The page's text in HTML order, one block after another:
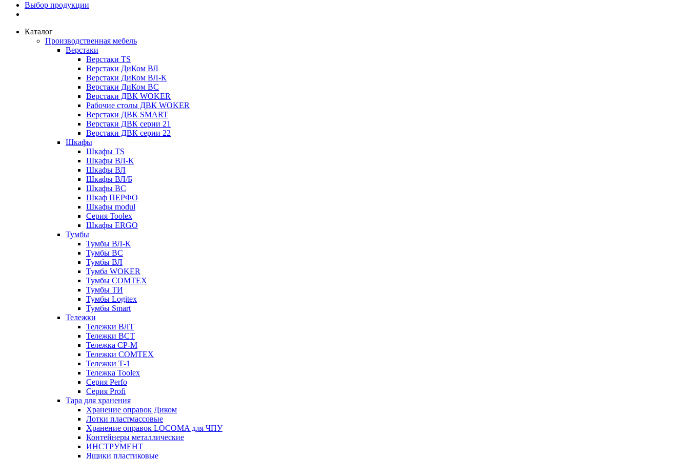
Выбор продукции
Каталог
Производственная мебель
Верстаки
Верстаки TS
Верстаки ДиКом ВЛ
Верстаки ДиКом ВЛ-К
Верстаки ДиКом ВС
Верстаки ДВК WOKER
Рабочие столы ДВК WOKER
Верстаки ДВК SMART
Верстаки ДВК серии 21
Верстаки ДВК серии 22
Шкафы
Шкафы TS
Шкафы ВЛ-К
Шкафы ВЛ
Шкафы ВЛ/Б
Шкафы ВС
Шкаф ПЕРФО
Шкафы modul
Серия Toolex
Шкафы ERGO
Тумбы
Тумбы ВЛ-К
Тумбы ВС
Тумбы ВЛ
Тумба WOKER
Тумбы COMTEX
Тумбы ТИ
Тумбы Logitex
Тумбы Smart
Тележки
Тележки ВЛТ
Тележки ВСТ
Тележка СР-М
Тележки COMTEX
Тележки Т-1
Тележка Toolex
Серия Perfo
Серия Profi
Тара для хранения
Хранение оправок Диком
Лотки пластмассовые
Хранение оправок LOCOMA для ЧПУ
Контейнеры металлические
ИНСТРУМЕНТ
Ящики пластиковые